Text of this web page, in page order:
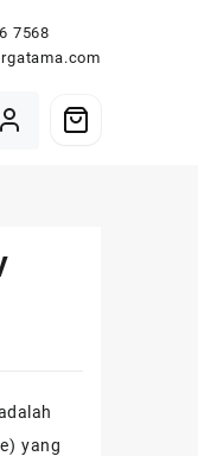
7568
yang